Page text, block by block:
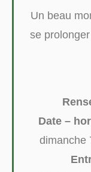
Un beau
se
Date –
dimanche